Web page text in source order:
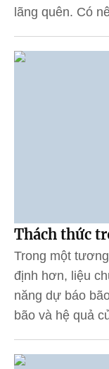
lãng quên. Có
Thách thức
Trong một
định hơn, liệu
năng dự báo
bão và hệ quả